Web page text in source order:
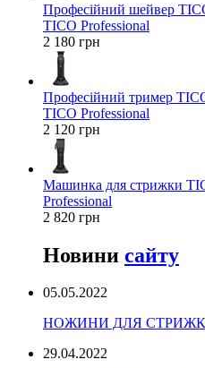
Професійний шейвер
TICO Professional
2 180 грн
Професійний тример
TICO Professional
2 120 грн
Машинка для стрижки
Professional
2 820 грн
Новини сайту
05.05.2022
НОЖИНИ ДЛЯ СТРИЖКИ
29.04.2022